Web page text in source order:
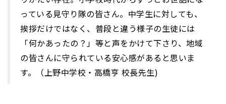
っている見守り隊の皆さん。中学生に対しても、
挨拶だけではなく、普段と違う様子の生徒には
「何かあったの？」等と声をかけて下さり、地域
の皆さんに守られている安心感があると思いま
す。（上野中学校・高橋亨 校長先生)